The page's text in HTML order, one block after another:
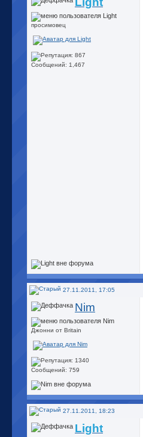
просимовец
Сообщений: 1,467
27.11.2011, 17:05
Nim
Джонни от Britain
Сообщений: 759
27.11.2011, 18:23
Light